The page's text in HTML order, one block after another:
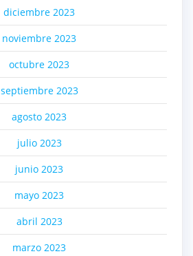
diciembre 2023
noviembre 2023
octubre 2023
septiembre 2023
agosto 2023
julio 2023
junio 2023
mayo 2023
abril 2023
marzo 2023